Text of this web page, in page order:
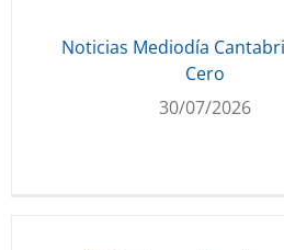
Noticias Mediodía
Cero
30/07/2026